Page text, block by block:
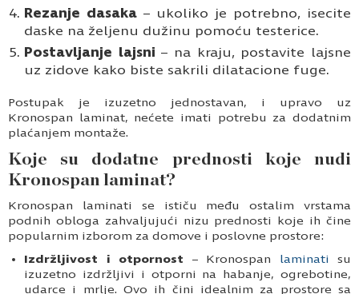
Rezanje dasaka – ukoliko je potrebno, isecite
daske na željenu dužinu pomoću testerice.
Postavljanje lajsni– na kraju, postavite lajsne
uz zidove kako biste sakrili dilatacione fuge.
Postupak je izuzetno jednostavan, i upravo uz
Kronospan laminat, nećete imati potrebu za dodatnim
plaćanjem montaže.
Koje su dodatne prednosti koje nudi
Kronospan laminat?
Kronospan laminati se ističu među ostalim vrstama
podnih obloga zahvaljujući nizu prednosti koje ih čine
popularnim izborom za domove i poslovne prostore:
Izdržljivost i otpornost – Kronospan laminati su
izuzetno izdržljivi i otporni na habanje, ogrebotine,
udarce i mrlje. Ovo ih čini idealnim za prostore sa